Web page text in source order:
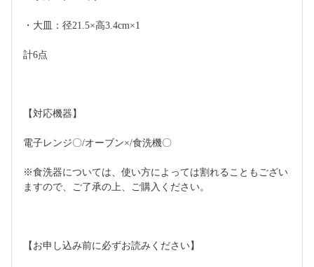
・大皿：径21.5×高3.4cm×1
計6点
【対応機器】
電子レンジ〇/オーブン×/食洗機〇
※食洗器については、使い方によっては割れることもござい
ますので、ご了承の上、ご購入ください。
【お申し込み前に必ずお読みください】